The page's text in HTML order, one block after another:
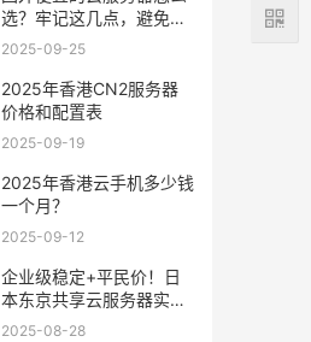
选？牢记这几点，避免踩
坑
2025-09-25
2025年香港CN2服务器
价格和配置表
2025-09-19
2025年香港云手机多少钱
一个月？
2025-09-12
企业级稳定+平民价！日
本东京共享云服务器实
测：CentOS 7.9系统+资
2025-08-28